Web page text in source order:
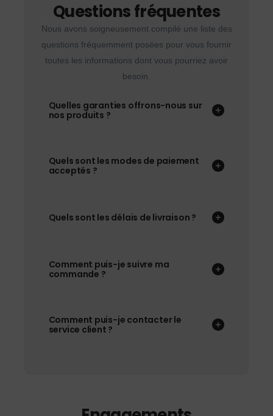
Questions fréquentes
Nous avons soigneusement compilé une liste des
questions fréquemment posées pour vous fournir
toutes les informations dont vous pourriez avoir
besoin.
Quelles garanties offrons-nous sur
nos produits ?
Quels sont les modes de paiement
acceptés ?
Quels sont les délais de livraison ?
Comment puis-je suivre ma
commande ?
Comment puis-je contacter le
service client ?